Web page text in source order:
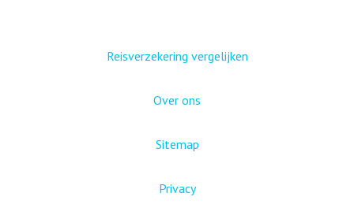
Reisverzekering vergelijken
Over ons
Sitemap
Privacy